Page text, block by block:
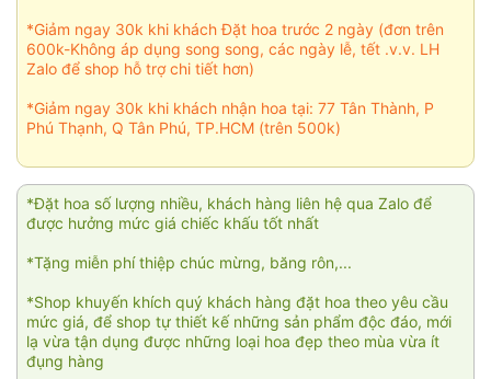
*Giảm ngay 30k khi khách Đặt hoa trước 2 ngày (đơn trên
600k-Không áp dụng song song, các ngày lễ, tết .v.v. LH
Zalo để shop hỗ trợ chi tiết hơn)
*Giảm ngay 30k khi khách nhận hoa tại: 77 Tân Thành, P
Phú Thạnh, Q Tân Phú, TP.HCM (trên 500k)
*Đặt hoa số lượng nhiều, khách hàng liên hệ qua Zalo để
được hưởng mức giá chiếc khấu tốt nhất
*Tặng miễn phí thiệp chúc mừng, băng rôn,...
*Shop khuyến khích quý khách hàng đặt hoa theo yêu cầu
mức giá, để shop tự thiết kế những sản phẩm độc đáo, mới
lạ vừa tận dụng được những loại hoa đẹp theo mùa vừa ít
đụng hàng